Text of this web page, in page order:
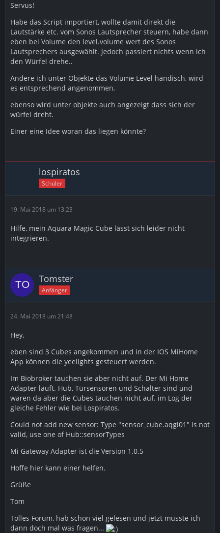
Servus!
Habe das Script importiert, wollte damit direkt die
Lautstärke etc. vom Sonos Lautsprecher steuern, habe dann
eben bei Volume den level.volume wert des Sonos
Lautsprechers ausgewählt. Jedoch passiert nichts wenn ich
den Würfel drehe..
Ändere ich unter Objekte das Volume Level händisch, wird
es entsprechend angenommen,
ebenso wird unter objekte auch angezeigt dass sich der
würfel dreht.
Einer eine Idee woran das liegen könnte?
lospiratos
Schüler
19. Mai 2018 um 13:23
Hilfe, mein Aquara Magic Cube lässt sich leider nicht
integrieren.
Tomster
Anfänger
24. Mai 2018 um 21:48
Hey,
eben sind 3 Cubes angekommen und in der IOS MiHome
App können die yeelights gesteuert werden.
Im Biobroker tauchen sie aber nicht auf. Der Mi Home
Adapter läuft. Hub, Türsensoren und Schalter sind und
waren da aber die Cubes tauchen nicht auf. im Log der
gleiche Fehler wie bei Lospiratos.
Could not add new sensor: Type "sensor_cube.aqgl01" is not
valid, use one of Hub::sensorTypes
Mi Gateway Adapter ist die Version 1.0.5
Hoffe hier kann einer helfen.
Grüße
Tom
Tolles Forum, hab schon viel gelesen und jetzt musste ich
dann doch mal was fragen...